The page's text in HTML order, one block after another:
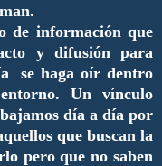
de información que
y difusión para
se haga oír dentro
Un vínculo
día a día por
que buscan la
pero que no saben